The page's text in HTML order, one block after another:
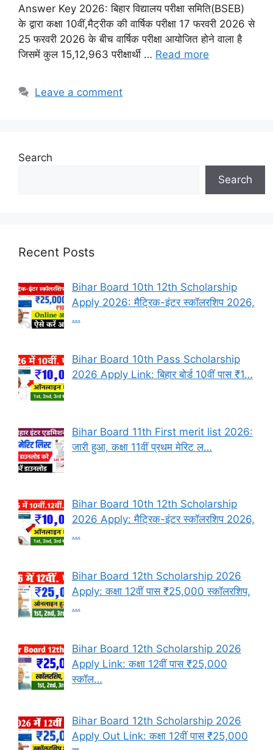
Answer Key 2026: बिहार विद्यालय परीक्षा समिति(BSEB)
के द्वारा कक्षा 10वीं,मैट्रीक की वार्षिक परीक्षा 17 फरवरी 2026 से
25 फरवरी 2026 के बीच वार्षिक परीक्षा आयोजित होने वाला है
जिसमें कुल 15,12,963 परीक्षार्थी … Read more
Leave a comment
Search
Search
Recent Posts
Bihar Board 10th 12th Scholarship
Apply 2026: मैट्रिक-इंटर स्कॉलरशिप 2026,
…
Bihar Board 10th Pass Scholarship
2026 Apply Link: बिहार बोर्ड 10वीं पास ₹1…
Bihar Board 11th First merit list 2026:
जारी हुआ, कक्षा 11वीं प्रथम मेरिट ल…
Bihar Board 10th 12th Scholarship
2026 Apply: मैट्रिक-इंटर स्कॉलरशिप 2026,
…
Bihar Board 12th Scholarship 2026
Apply: कक्षा 12वीं पास ₹25,000 स्कॉलरशिप,
…
Bihar Board 12th Scholarship 2026
Apply Link: कक्षा 12वीं पास ₹25,000
स्कॉल…
Bihar Board 12th Scholarship 2026
Apply Out Link: कक्षा 12वीं पास ₹25,000